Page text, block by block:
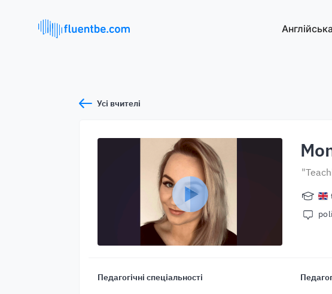
Усі вчителі
Педагогічні спеціальності